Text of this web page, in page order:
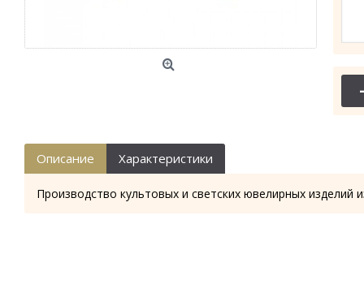
-
Описание Характеристики
Производство культовых и светских ювелирных изделий